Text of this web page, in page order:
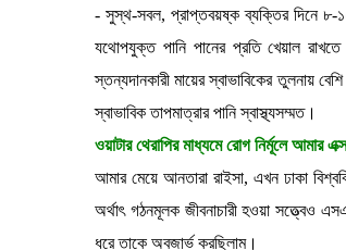
- সুস্থ-সবল, প্রাপ্তবয়ষ্ক ব্যক্তির দিনে ৮-
যথোপযুক্ত পানি পানের প্রতি খেয়াল
স্তন্যদানকারী মায়ের স্বাভাবিকের তুলনায়
স্বাভাবিক তাপমাত্রার পানি স্বাস্থ্যসম্মত।
ওয়াটার থেরাপির মাধ্যমে রোগ নির্মূলে আমার
আমার মেয়ে আনতারা রাইসা, এখন ঢাকা
অর্থাৎ গঠনমূলক জীবনাচারী হওয়া সত্ত্বেও
ধরে তাকে অবজার্ভ করছিলাম।